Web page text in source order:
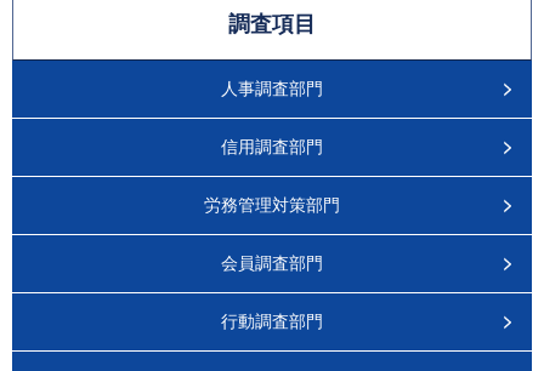
調査項目
人事調査部門
信用調査部門
労務管理対策部門
会員調査部門
行動調査部門